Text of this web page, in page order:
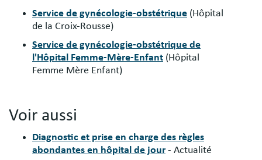
Service de gynécologie-obstétrique (Hôpital
de la Croix-Rousse)
Service de gynécologie-obstétrique de
l'Hôpital Femme-Mère-Enfant (Hôpital
Femme Mère Enfant)
Voir aussi
Diagnostic et prise en charge des règles
abondantes en hôpital de jour - Actualité